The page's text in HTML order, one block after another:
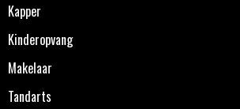
Kapper
Kinderopvang
Makelaar
Tandarts